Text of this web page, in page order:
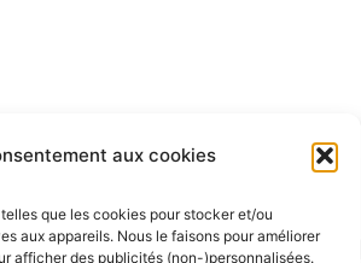
aux cookies
que les cookies pour stocker et/ou
aux appareils. Nous le faisons pour améliorer
afficher des publicités (non-)personnalisées.
nous sur les